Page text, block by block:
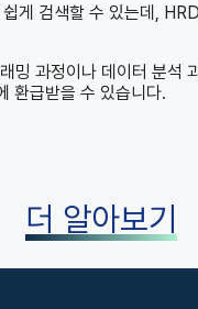
게 검색할 수 있는데,
밍 과정이나 데이터 분석
환급받을 수 있습니다.
더 알아보기